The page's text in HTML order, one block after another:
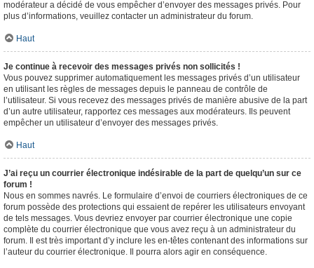
modérateur a décidé de vous empêcher d’envoyer des messages privés. Pour
plus d’informations, veuillez contacter un administrateur du forum.
Haut
Je continue à recevoir des messages privés non sollicités !
Vous pouvez supprimer automatiquement les messages privés d’un utilisateur
en utilisant les règles de messages depuis le panneau de contrôle de
l’utilisateur. Si vous recevez des messages privés de manière abusive de la part
d’un autre utilisateur, rapportez ces messages aux modérateurs. Ils peuvent
empêcher un utilisateur d’envoyer des messages privés.
Haut
J’ai reçu un courrier électronique indésirable de la part de quelqu’un sur ce
forum !
Nous en sommes navrés. Le formulaire d’envoi de courriers électroniques de ce
forum possède des protections qui essaient de repérer les utilisateurs envoyant
de tels messages. Vous devriez envoyer par courrier électronique une copie
complète du courrier électronique que vous avez reçu à un administrateur du
forum. Il est très important d’y inclure les en-têtes contenant des informations sur
l’auteur du courrier électronique. Il pourra alors agir en conséquence.